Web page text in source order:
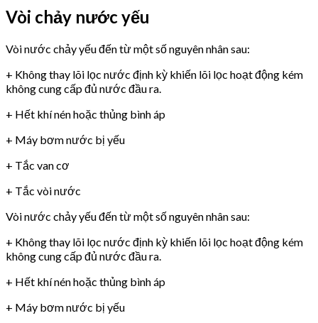
Vòi chảy nước yếu
Vòi nước chảy yếu đến từ một số nguyên nhân sau:
+ Không thay lõi lọc nước định kỳ khiến lõi lọc hoạt động kém
không cung cấp đủ nước đầu ra.
+ Hết khí nén hoặc thủng bình áp
+ Máy bơm nước bị yếu
+ Tắc van cơ
+ Tắc vòi nước
Vòi nước chảy yếu đến từ một số nguyên nhân sau:
+ Không thay lõi lọc nước định kỳ khiến lõi lọc hoạt động kém
không cung cấp đủ nước đầu ra.
+ Hết khí nén hoặc thủng bình áp
+ Máy bơm nước bị yếu